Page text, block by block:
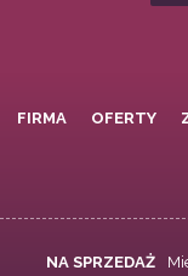
FIRMA OFERTY
NA SPRZEDAŻ